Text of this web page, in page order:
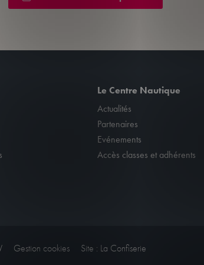
Le Centre Nautique
Actualités
Partenaires
Evénements
Accès classes et adhérents
Gestion cookies Site : La Confiserie
Options